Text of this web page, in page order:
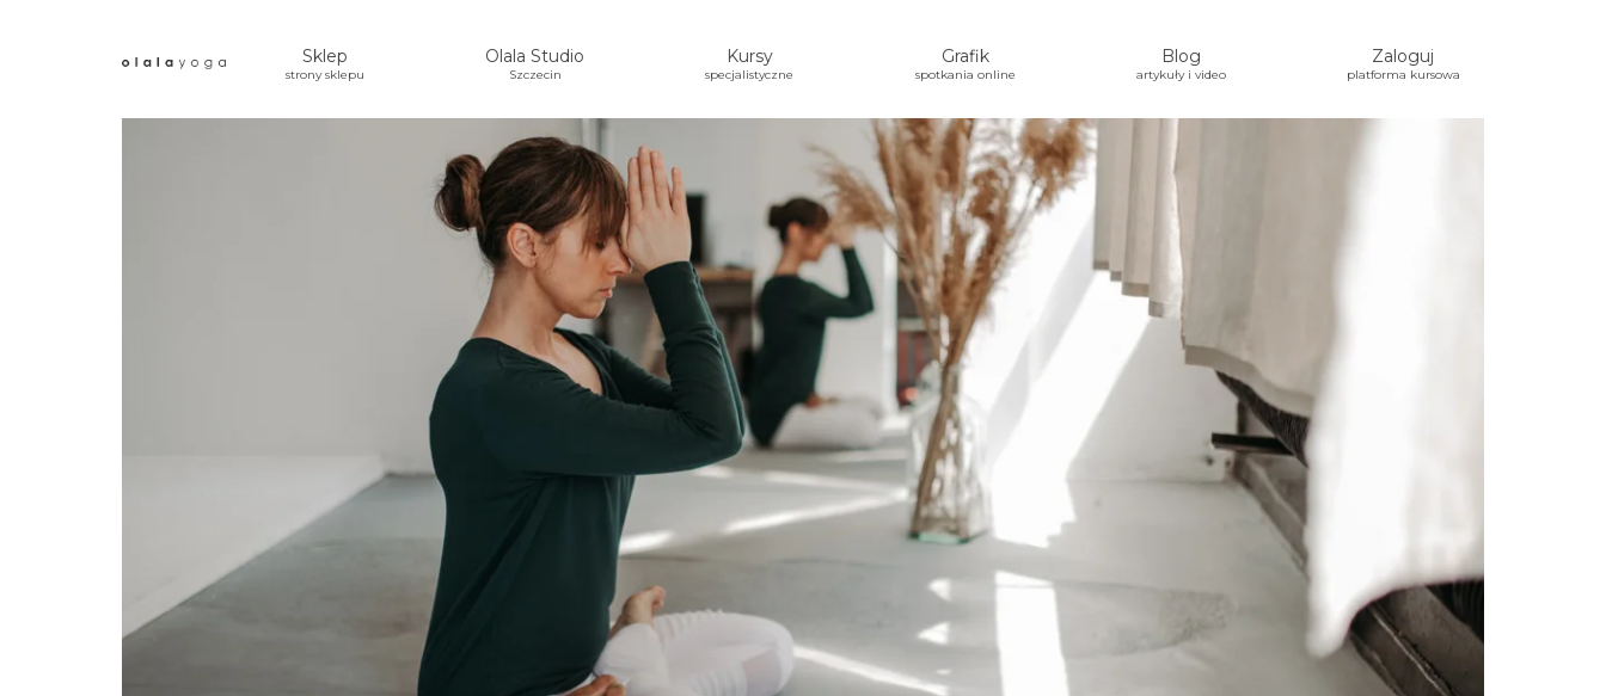
Sklep
strony sklepu
Olala Studio
Szczecin
Kursy
specjalistyczne
Grafik
spotkania online
Blog
artykuły i video
Zaloguj
platforma kursowa